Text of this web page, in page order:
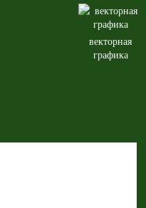
векторная
графика